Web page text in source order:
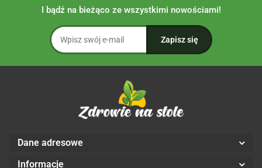
I bądź na bieżąco ze wszystkimi nowościami!
Dane adresowe
Informacje